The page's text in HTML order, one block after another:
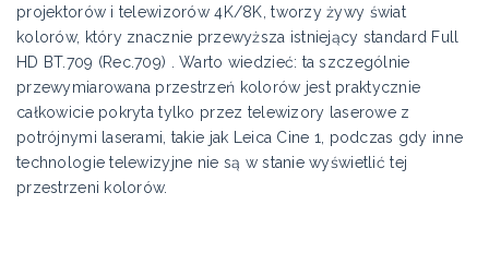
projektorów i telewizorów 4K/8K, tworzy żywy świat
kolorów, który znacznie przewyższa istniejący standard Full
HD BT.709 (Rec.709) . Warto wiedzieć: ta szczególnie
przewymiarowana przestrzeń kolorów jest praktycznie
całkowicie pokryta tylko przez telewizory laserowe z
potrójnymi laserami, takie jak Leica Cine 1, podczas gdy inne
technologie telewizyjne nie są w stanie wyświetlić tej
przestrzeni kolorów.